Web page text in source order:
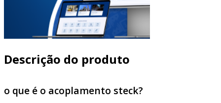
Descrição do produto
o que é o acoplamento steck?